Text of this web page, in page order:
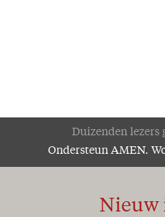
Duizenden lezers
Ondersteun AMEN.
Nieuw